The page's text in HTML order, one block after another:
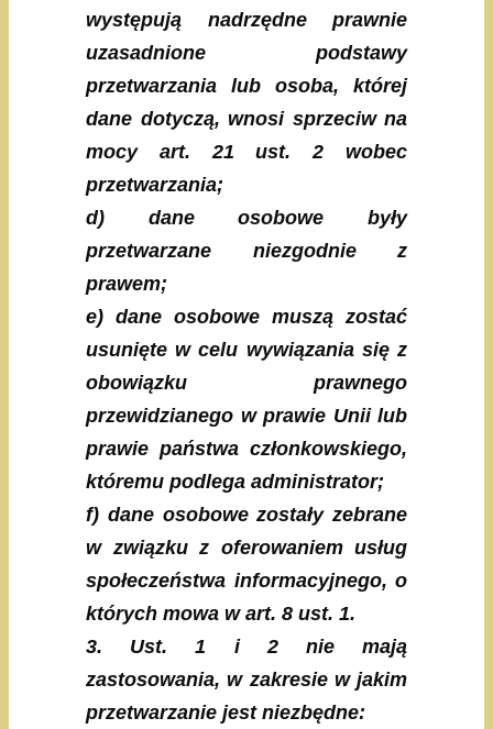
występują nadrzędne prawnie
uzasadnione podstawy
przetwarzania lub osoba, której
dane dotyczą, wnosi sprzeciw na
mocy art. 21 ust. 2 wobec
przetwarzania;
d) dane osobowe były
przetwarzane niezgodnie z
prawem;
e) dane osobowe muszą zostać
usunięte w celu wywiązania się z
obowiązku prawnego
przewidzianego w prawie Unii lub
prawie państwa członkowskiego,
któremu podlega administrator;
f) dane osobowe zostały zebrane
w związku z oferowaniem usług
społeczeństwa informacyjnego, o
których mowa w art. 8 ust. 1.
3. Ust. 1 i 2 nie mają
zastosowania, w zakresie w jakim
przetwarzanie jest niezbędne: